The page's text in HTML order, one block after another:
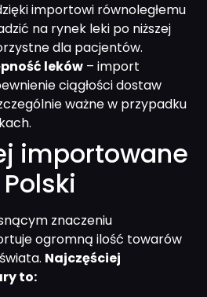
importowi równoległemu
na rynek leki po niższej
dla pacjentów.
leków – import
ciągłości dostaw
ważne w przypadku
importowane
znaczeniu
ogromną ilość towarów
Najczęściej
to: